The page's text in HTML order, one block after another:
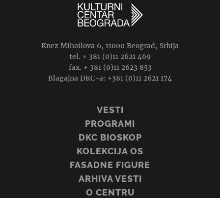
Knez Mihailova 6, 11000 Beograd, Srbija
tel. + 381 (0)11 2621 469
fax. + 381 (0)11 2623 853
Blagajna DKC-a: +381 (0)11 2621 174
VESTI
PROGRAMI
DKC BIOSKOP
KOLEKCIJA OS
FASADNE FIGURE
ARHIVA VESTI
O CENTRU